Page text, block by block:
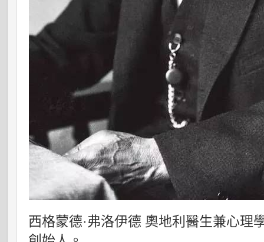
西格蒙德·弗洛伊德 奧地利醫生兼心理